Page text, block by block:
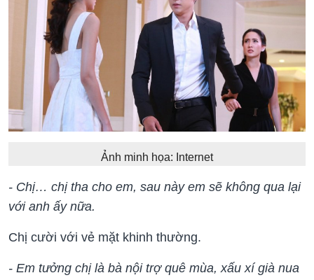
Ảnh minh họa: Internet
- Chị… chị tha cho em, sau này em sẽ không qua lại
với anh ấy nữa.
Chị cười với vẻ mặt khinh thường.
- Em tưởng chị là bà nội trợ quê mùa, xấu xí già nua